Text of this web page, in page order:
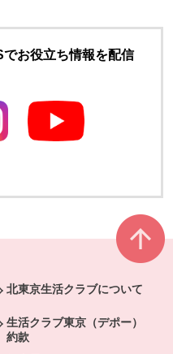
お役立ち情報を配信
北東京生活クラブについて
生活クラブ東京（デポー）
約款